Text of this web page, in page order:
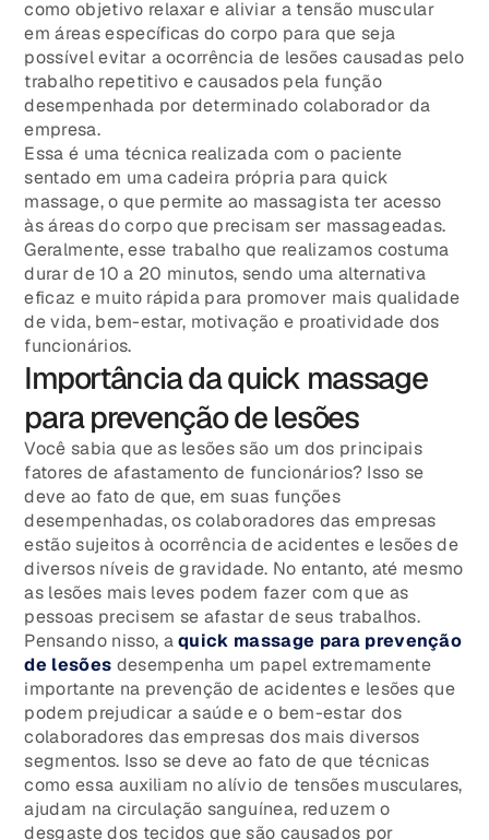
como objetivo relaxar e aliviar a tensão muscular
em áreas específicas do corpo para que seja
possível evitar a ocorrência de lesões causadas pelo
trabalho repetitivo e causados pela função
desempenhada por determinado colaborador da
empresa.
Essa é uma técnica realizada com o paciente
sentado em uma cadeira própria para quick
massage, o que permite ao massagista ter acesso
às áreas do corpo que precisam ser massageadas.
Geralmente, esse trabalho que realizamos costuma
durar de 10 a 20 minutos, sendo uma alternativa
eficaz e muito rápida para promover mais qualidade
de vida, bem-estar, motivação e proatividade dos
funcionários.
Importância da quick massage
para prevenção de lesões
Você sabia que as lesões são um dos principais
fatores de afastamento de funcionários? Isso se
deve ao fato de que, em suas funções
desempenhadas, os colaboradores das empresas
estão sujeitos à ocorrência de acidentes e lesões de
diversos níveis de gravidade. No entanto, até mesmo
as lesões mais leves podem fazer com que as
pessoas precisem se afastar de seus trabalhos.
Pensando nisso, aquick massage para prevenção
de lesões desempenha um papel extremamente
importante na prevenção de acidentes e lesões que
podem prejudicar a saúde e o bem-estar dos
colaboradores das empresas dos mais diversos
segmentos. Isso se deve ao fato de que técnicas
como essa auxiliam no alívio de tensões musculares,
ajudam na circulação sanguínea, reduzem o
desgaste dos tecidos que são causados por